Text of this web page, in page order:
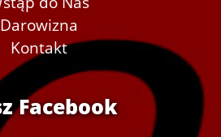
Darowizna
Kontakt
Facebook